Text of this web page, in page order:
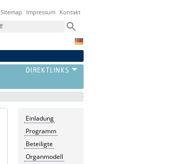
Sitemap Impressum Kontakt
Einladung
Programm
Beteiligte
Organmodell